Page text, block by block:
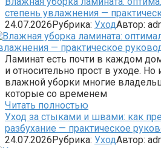
степень увлажнения —
24.07.2026Рубрика: УходАвтор:
Ламинат есть почти в каждом
и относительно прост в уходе.
влажной уборки многие
которые со временем
Читать полностью
Уход за стыками и швами: как
разбухание — практическое
24.07.2026Рубрика: УходАвтор: